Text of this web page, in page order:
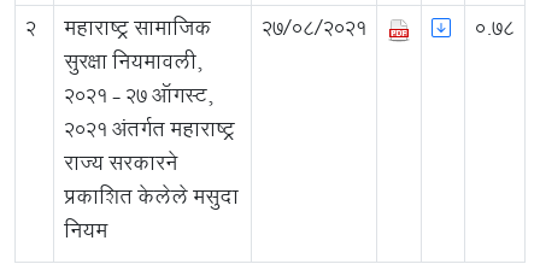
2
महाराष्ट्र सामाजिक
सुरक्षा नियमावली,
२०२१ - २७ ऑगस्ट,
२०२१ अंतर्गत महाराष्ट्र
राज्य सरकारने
प्रकाशित केलेले मसुदा
नियम
27/08/2021 0.78